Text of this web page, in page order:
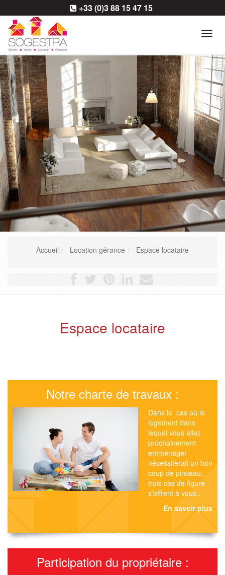
+33 (0)3 88 15 47 15
Accueil Location gérance Espace locataire
Espace locataire
Notre charte de travaux :
Dans le cas où le
logement dans
lequel vous allez
prochainement
emménager
nécessiterait un bon
coup de pinceau,
trois cas de figure
s’offrent à vous...
En savoir plus
Participation du propriétaire :